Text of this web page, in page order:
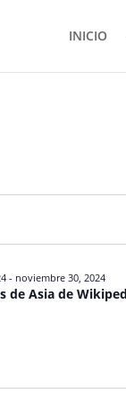
INICIO
de Asia de
- noviembre 30, 2024